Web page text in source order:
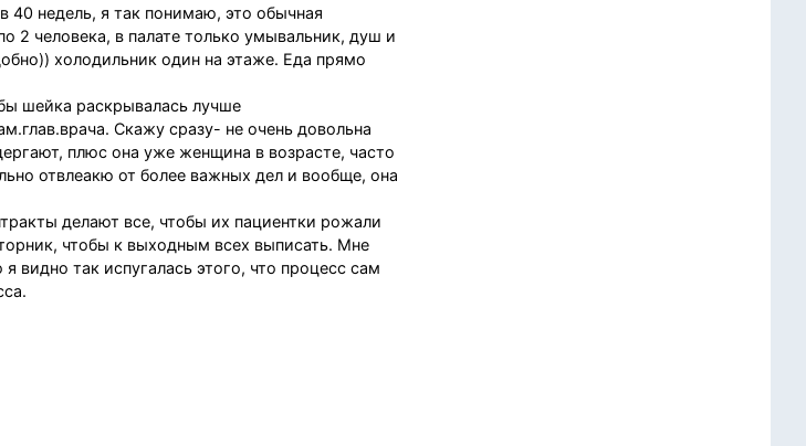
40 недель, я так понимаю, это обычная
2 человека, в палате только умывальник, душ и
холодильник один на этаже. Еда прямо
шейка раскрывалась лучше
Скажу сразу- не очень довольна
плюс она уже женщина в возрасте, часто
отвлеакю от более важных дел и вообще, она
делают все, чтобы их пациентки рожали
чтобы к выходным всех выписать. Мне
видно так испугалась этого, что процесс сам